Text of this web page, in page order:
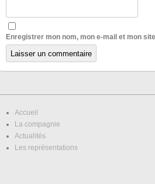
Enregistrer mon nom, mon e-mail et mon
Accueil
La compagnie
Actualités
Les représentations